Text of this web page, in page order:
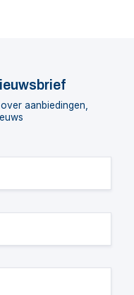
aanbiedingen,